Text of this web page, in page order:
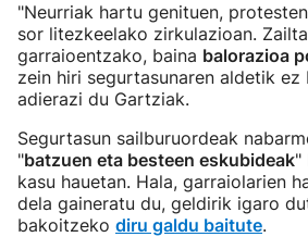
"Neurriak hartu genituen,
sor litezkeelako zirkulazioan.
garraioentzako, baina balorazioa
zein hiri segurtasunaren aldetik
adierazi du Gartziak.
Segurtasun sailburuordeak
"batzuen eta besteen eskubideak"
kasu hauetan. Hala, garraiolarien
dela gaineratu du, geldirik igaro
bakoitzeko diru galdu baitute.